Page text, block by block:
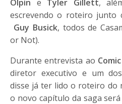
Olpin e Tyler Gillett,
escrevendo o roteiro junto
Guy Busick, todos de
or Not).
Durante entrevista ao
diretor executivo e um
disse já ter lido o roteiro do
o novo capítulo da saga